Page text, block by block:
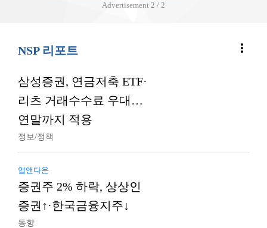
Advertisement 2 / 2
NSP 리포트 more_vert
삼성증권, 연금저축 ETF·
리츠 거래수수료 우대…
연말까지 적용
정보/정책
업앤다운
증권주 2% 하락, 상상인
증권↑·한국금융지주↓
동향